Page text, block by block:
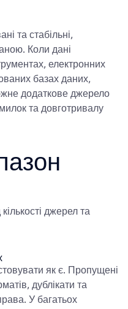
та стабільні,
Коли дані
електронних
базах даних,
додаткове джерело
та довготривалу
джерел та
як є. Пропущені
дублікати та
У багатьох